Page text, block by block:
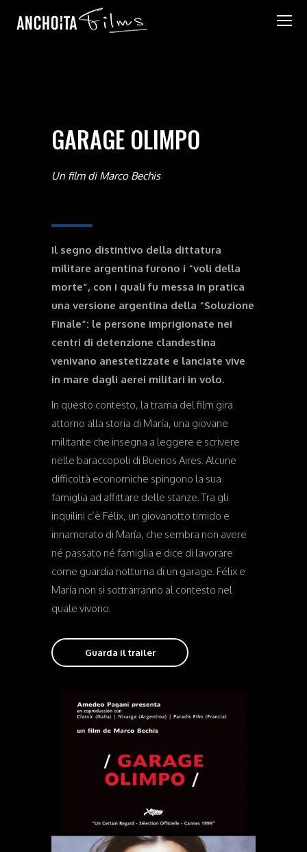
GARAGE OLIMPO
Un film di Marco Bechis
Il segno distintivo della dittatura
militare argentina furono i “voli della
morte”, con i quali fu messa in pratica
una versione argentina della “Soluzione
Finale”: le persone imprigionate nei
centri di detenzione clandestina
venivano anestetizzate e lanciate vive
in mare dagli aerei militari in volo.
In questo contesto, la trama del film gira
attorno alla storia di María, una giovane
militante che insegna a leggere e scrivere
nelle baraccopoli di Buenos Aires. Alcune
difficoltà economiche spingono la sua
famiglia ad affittare delle stanze. Tra gli
inquilini c’è Félix, un giovanotto timido e
innamorato di María, che sembra non avere
né passato né famiglia e dice di lavorare
come guardia notturna di un garage. Félix e
María non si sottrarranno al contesto nel
quale vivono.
Guarda il trailer